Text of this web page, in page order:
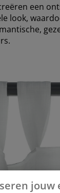
een
look,
jouw